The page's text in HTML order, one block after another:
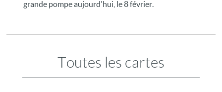
grande pompe aujourd'hui, le 8 février.
Toutes les cartes